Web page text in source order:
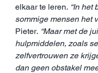
elkaar te leren. “In het
sommige mensen het
Pieter. “Maar met de
hulpmiddelen, zoals
zelfvertrouwen ze
dan geen obstakel